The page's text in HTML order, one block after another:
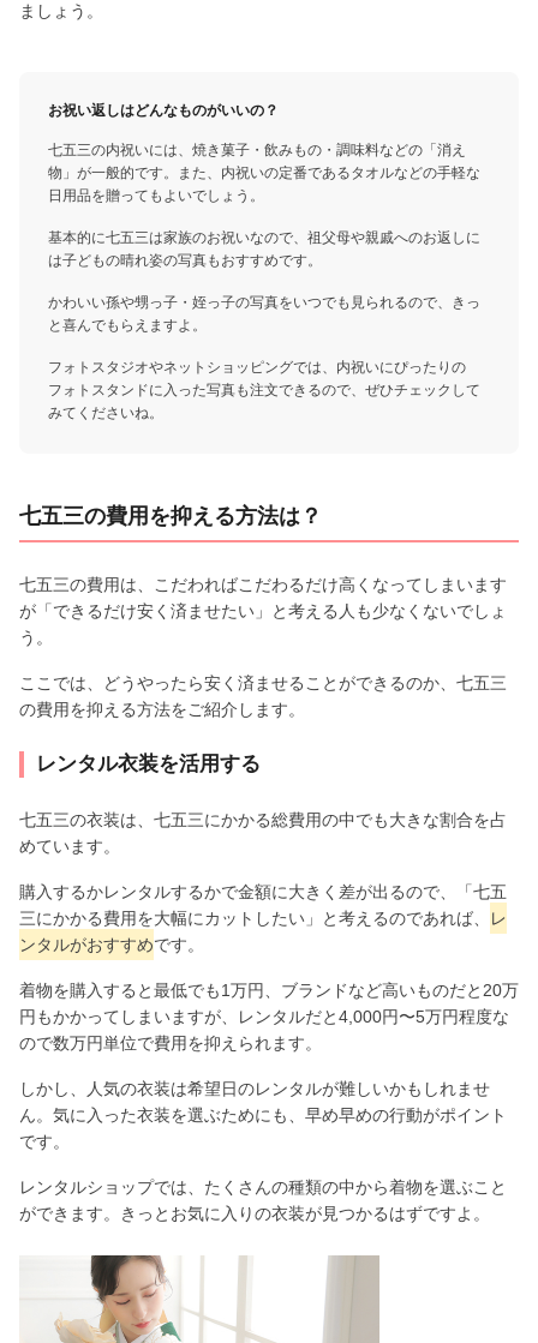
ましょう。
お祝い返しはどんなものがいいの？
七五三の内祝いには、焼き菓子・飲みもの・調味料などの「消え
物」が一般的です。また、内祝いの定番であるタオルなどの手軽な
日用品を贈ってもよいでしょう。
基本的に七五三は家族のお祝いなので、祖父母や親戚へのお返しに
は子どもの晴れ姿の写真もおすすめです。
かわいい孫や甥っ子・姪っ子の写真をいつでも見られるので、きっ
と喜んでもらえますよ。
フォトスタジオやネットショッピングでは、内祝いにぴったりの
フォトスタンドに入った写真も注文できるので、ぜひチェックして
みてくださいね。
七五三の費用を抑える方法は？
七五三の費用は、こだわればこだわるだけ高くなってしまいます
が「できるだけ安く済ませたい」と考える人も少なくないでしょ
う。
ここでは、どうやったら安く済ませることができるのか、七五三
の費用を抑える方法をご紹介します。
レンタル衣装を活用する
七五三の衣装は、七五三にかかる総費用の中でも大きな割合を占
めています。
購入するかレンタルするかで金額に大きく差が出るので、「七五
三にかかる費用を大幅にカットしたい」と考えるのであれば、
レ
ンタルがおすすめです。
着物を購入すると最低でも1万円、ブランドなど高いものだと20万
円もかかってしまいますが、レンタルだと4,000円〜5万円程度な
ので数万円単位で費用を抑えられます。
しかし、人気の衣装は希望日のレンタルが難しいかもしれませ
ん。気に入った衣装を選ぶためにも、早め早めの行動がポイント
です。
レンタルショップでは、たくさんの種類の中から着物を選ぶこと
ができます。きっとお気に入りの衣装が見つかるはずですよ。